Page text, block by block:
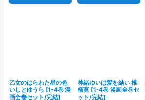
乙女のはらわた星の色
いしとゆうら [1-4巻 漫
画全巻セット/完結]
神緒ゆいは髪を結い 椎
橋寛 [1-4巻 漫画全巻セ
ット/完結]